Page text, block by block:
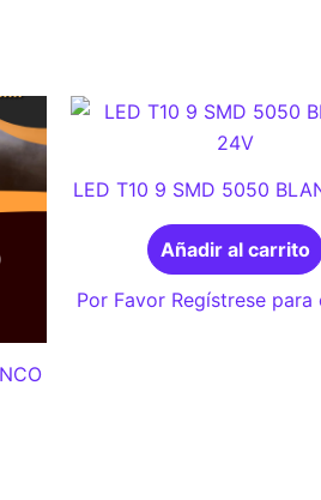
LED T10 9 SMD 5050
Añadir al carrito
Por Favor Regístrese para